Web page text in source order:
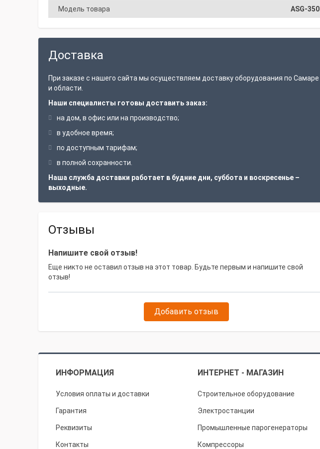
Модель товара ASG-350
Доставка
При заказе с нашего сайта мы осуществляем доставку оборудования по Самаре
и области.
Наши специалисты готовы доставить заказ:
на дом, в офис или на производство;
в удобное время;
по доступным тарифам;
в полной сохранности.
Наша служба доставки работает в будние дни, суббота и воскресенье –
выходные.
Отзывы
Напишите свой отзыв!
Еще никто не оставил отзыв на этот товар. Будьте первым и напишите свой
отзыв!
Добавить отзыв
ИНФОРМАЦИЯ ИНТЕРНЕТ - МАГАЗИН
Условия оплаты и доставки
Гарантия
Реквизиты
Контакты
Строительное оборудование
Электростанции
Промышленные парогенераторы
Компрессоры